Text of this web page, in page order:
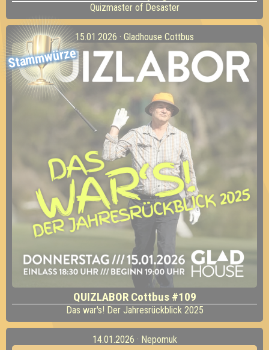
Quizmaster of Desaster
Stammwürze
15.01.2026 · Gladhouse Cottbus
QUIZLABOR Cottbus #109
Das war's! Der Jahresrückblick 2025
14.01.2026 · Nepomuk